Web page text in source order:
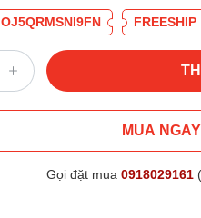
OJ5QRMSNI9FN FREESHIP
MUA NGAY
Gọi đặt mua 0918029161